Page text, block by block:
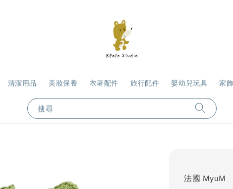
搜尋
清潔用品 美妝保養 衣著配件 旅行配件 嬰幼兒玩具 家
法國 MyuM